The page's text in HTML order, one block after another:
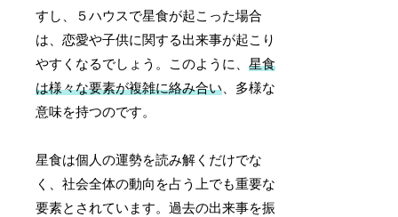
すし、５ハウスで星食が起こった場合
は、恋愛や子供に関する出来事が起こり
やすくなるでしょう。このように、星食
は様々な要素が複雑に絡み合い 、多様な
意味を持つのです。
星食は個人の運勢を読み解くだけでな
く、社会全体の動向を占う上でも重要な
要素とされています。過去の出来事を振